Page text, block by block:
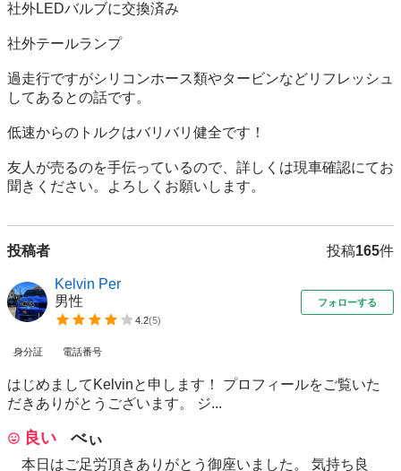
社外LEDバルブに交換済み
社外テールランプ
過走行ですがシリコンホース類やタービンなどリフレッシュ
してあるとの話です。
低速からのトルクはバリバリ健全です！
友人が売るのを手伝っているので、詳しくは現車確認にてお
聞きください。よろしくお願いします。
投稿者 投稿165件
Kelvin Per
男性
4.2(5)
フォローする
身分証 電話番号
はじめましてKelvinと申します！ プロフィールをご覧いた
だきありがとうございます。 ジ...
良い べぃ
本日はご足労頂きありがとう御座いました。 気持ち良